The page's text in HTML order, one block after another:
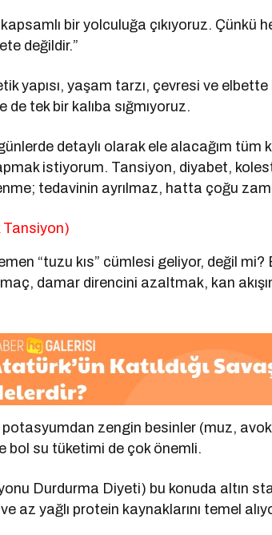
bir yolculuğa çıkıyoruz. Çünkü
değildir.”
yapısı, yaşam tarzı, çevresi ve elbette
de tek bir kalıba sığmıyoruz.
detaylı olarak ele alacağım tüm
istiyorum. Tansiyon, diyabet,
tedavinin ayrılmaz, hatta çoğu
Tansiyon)
“tuzu kıs” cümlesi geliyor, değil
damar direncini azaltmak, kan
potasyumdan zengin besinler (muz,
bol su tüketimi de çok önemli.
Durdurma Diyeti) bu konuda altın
az yağlı protein kaynaklarını temel